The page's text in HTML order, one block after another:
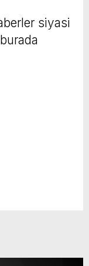
siyasi